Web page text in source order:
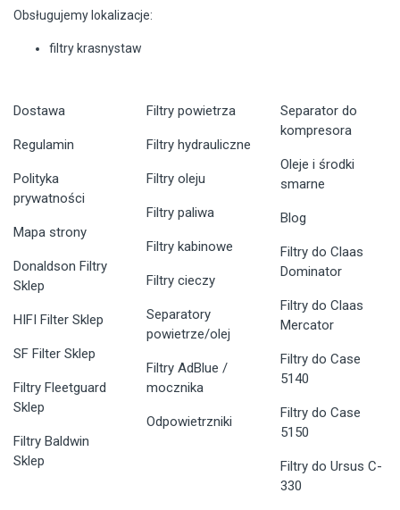
Obsługujemy lokalizacje:
filtry krasnystaw
Dostawa
Regulamin
Polityka
prywatności
Mapa strony
Donaldson Filtry
Sklep
HIFI Filter Sklep
SF Filter Sklep
Filtry Fleetguard
Sklep
Filtry Baldwin
Sklep
Filtry powietrza
Filtry hydrauliczne
Filtry oleju
Filtry paliwa
Filtry kabinowe
Filtry cieczy
Separatory
powietrze/olej
Filtry AdBlue /
mocznika
Odpowietrzniki
Separator do
kompresora
Oleje i środki
smarne
Blog
Filtry do Claas
Dominator
Filtry do Claas
Mercator
Filtry do Case
5140
Filtry do Case
5150
Filtry do Ursus C-
330